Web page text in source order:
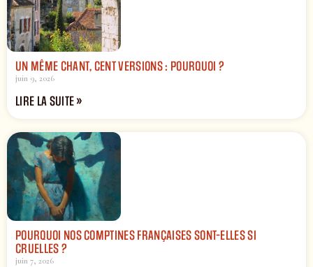
UN MÊME CHANT, CENT VERSIONS : POURQUOI ?
juin 9, 2026
LIRE LA SUITE »
POURQUOI NOS COMPTINES FRANÇAISES SONT-ELLES SI
CRUELLES ?
juin 7, 2026